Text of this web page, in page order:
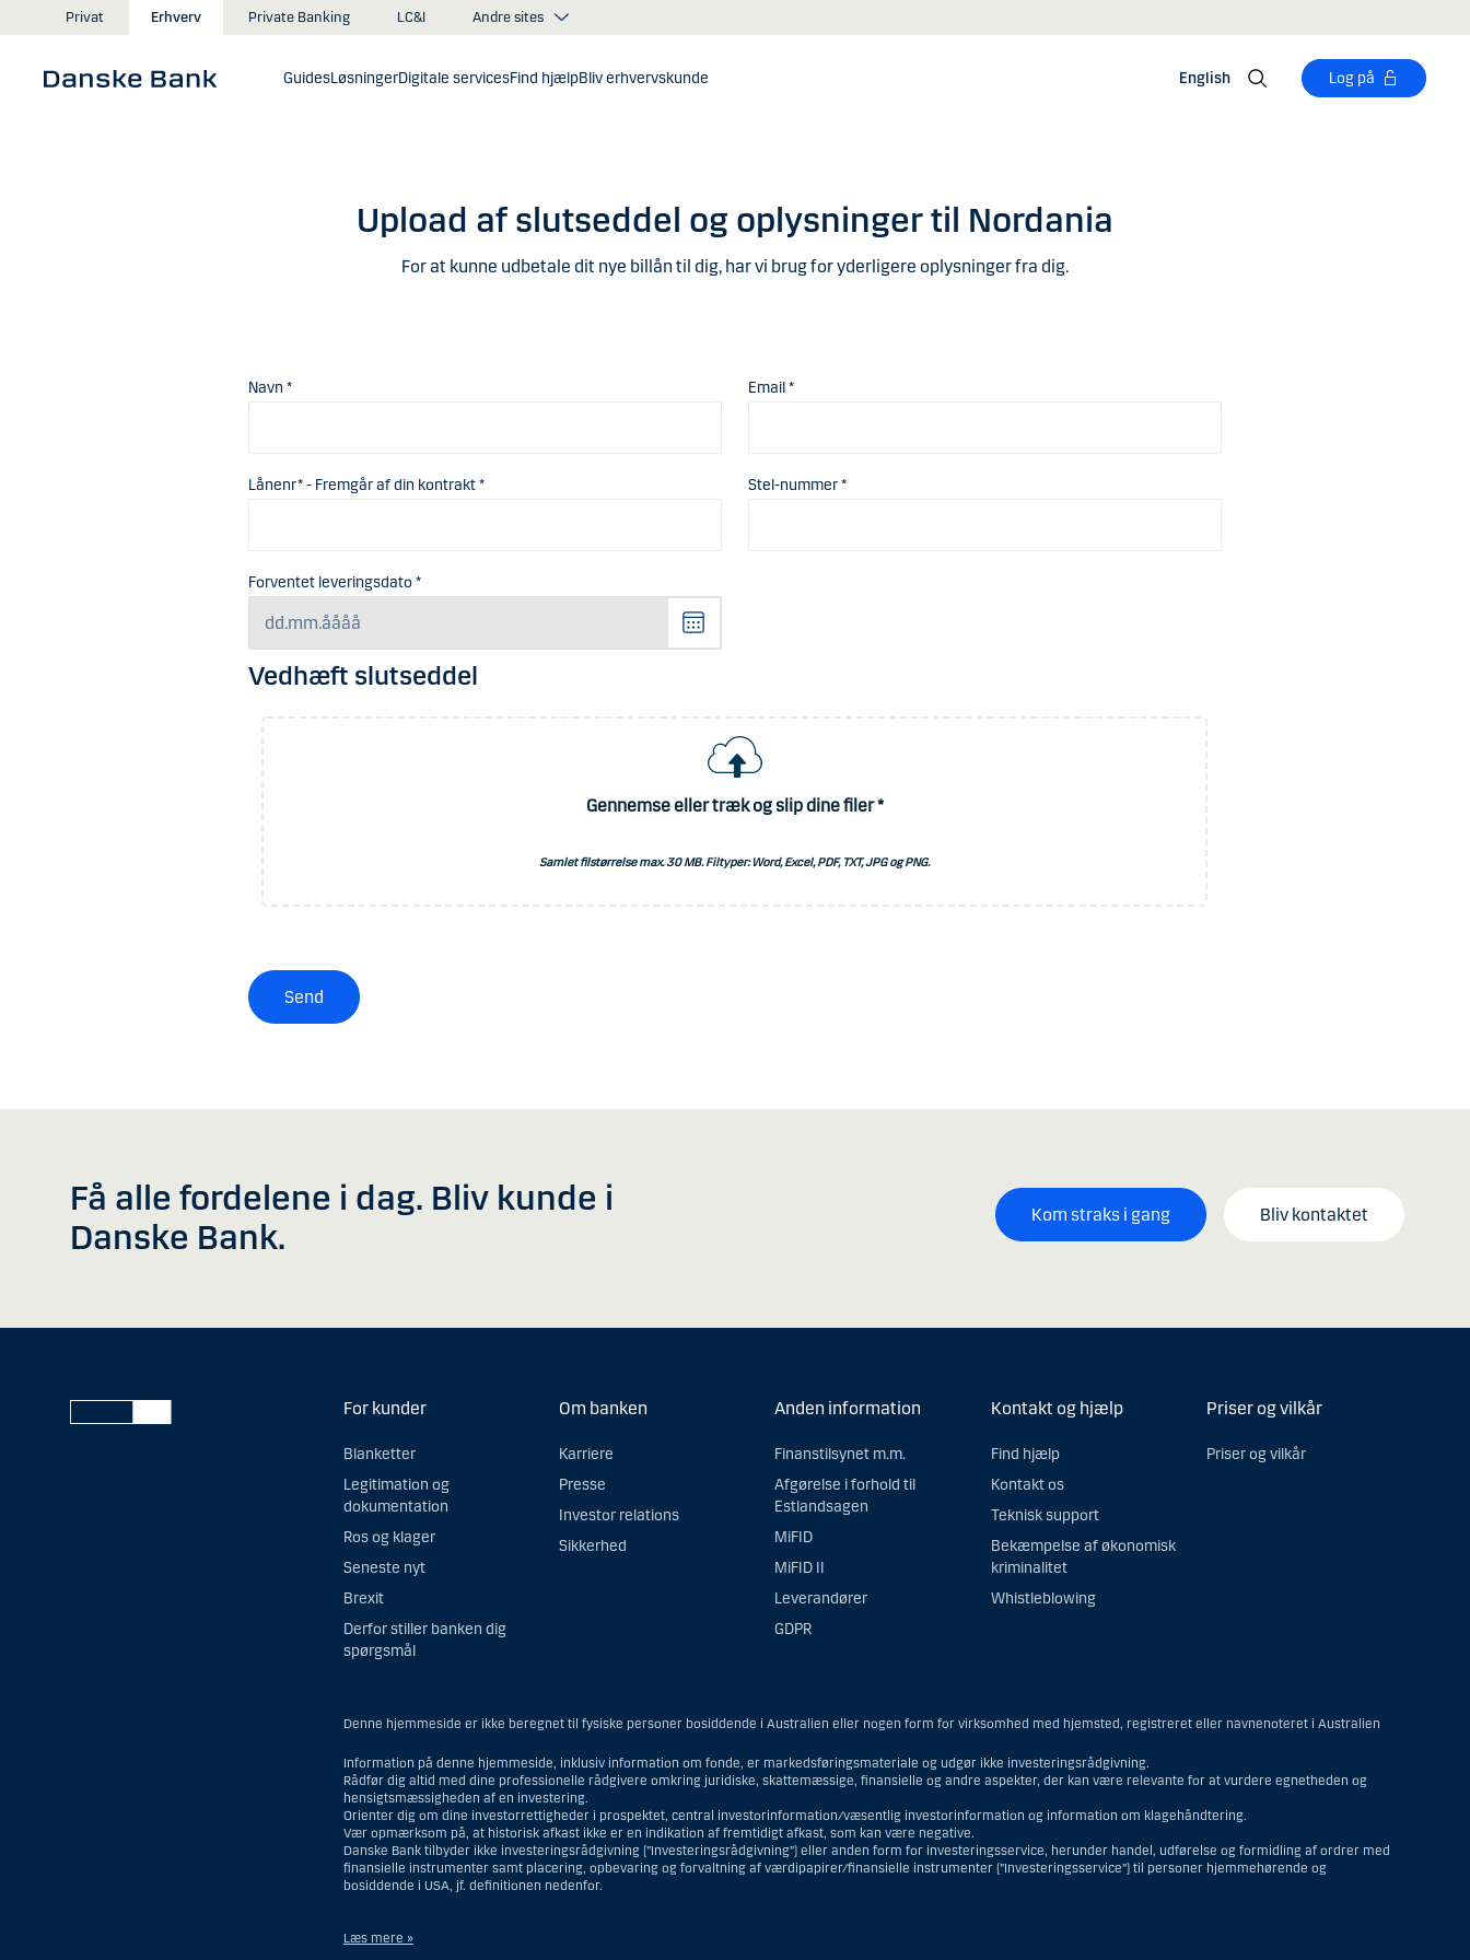
Gå til hovedindhold
Privat Erhverv Private Banking LC&I Andre sites
GuidesLøsningerDigitale servicesFind hjælpBliv erhvervskunde English Log på
Upload af slutseddel og oplysninger til Nordania
For at kunne udbetale dit nye billån til dig, har vi brug for yderligere oplysninger fra dig.
Navn * Email *
Lånenr* - Fremgår af din kontrakt * Stel-nummer *
Forventet leveringsdato *
V
æ
e
Vedhæft slutseddel
Gennemse eller træk og slip dine filer *
Samlet filstørrelse max.30 MB. Filtyper: Word, Excel, PDF, TXT, JPG og PNG.
Send
Få alle fordelene i dag. Bliv kunde i
Danske Bank.
Kom straks i gang Bliv kontaktet
For kunder
Blanketter
Legitimation og
dokumentation
Ros og klager
Seneste nyt
Brexit
Derfor stiller banken dig
spørgsmål
Om banken
Karriere
Presse
Investor relations
Sikkerhed
Anden information
Finanstilsynet m.m.
Afgørelse i forhold til
Estlandsagen
MiFID
MiFID II
Leverandører
GDPR
Kontakt og hjælp
Find hjælp
Kontakt os
Teknisk support
Bekæmpelse af økonomisk
kriminalitet
Whistleblowing
Priser og vilkår
Priser og vilkår
Denne hjemmeside er ikke beregnet til fysiske personer bosiddende i Australien eller nogen form for virksomhed med hjemsted, registreret eller navnenoteret i Australien
Information på denne hjemmeside, inklusiv information om fonde, er markedsføringsmateriale og udgør ikke investeringsrådgivning.
Rådfør dig altid med dine professionelle rådgivere omkring juridiske, skattemæssige, finansielle og andre aspekter, der kan være relevante for at vurdere egnetheden og
hensigtsmæssigheden af en investering.
Orienter dig om dine investorrettigheder i prospektet, central investorinformation/væsentlig investorinformation og information om klagehåndtering.
Vær opmærksom på, at historisk afkast ikke er en indikation af fremtidigt afkast, som kan være negative.
Danske Bank tilbyder ikke investeringsrådgivning (”Investeringsrådgivning”) eller anden form for investeringsservice, herunder handel, udførelse og formidling af ordrer med
finansielle instrumenter samt placering, opbevaring og forvaltning af værdipapirer/finansielle instrumenter (”Investeringsservice”) til personer hjemmehørende og
bosiddende i USA, jf. definitionen nedenfor.
Læs mere »